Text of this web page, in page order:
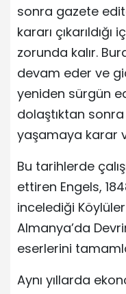
sonra gazete
kararı
zorunda kalır.
devam eder ve
yeniden sürgün
dolaştıktan
yaşamaya karar
Bu tarihlerde
ettiren Engels,
incelediği
Almanya’da
eserlerini
Aynı yıllarda